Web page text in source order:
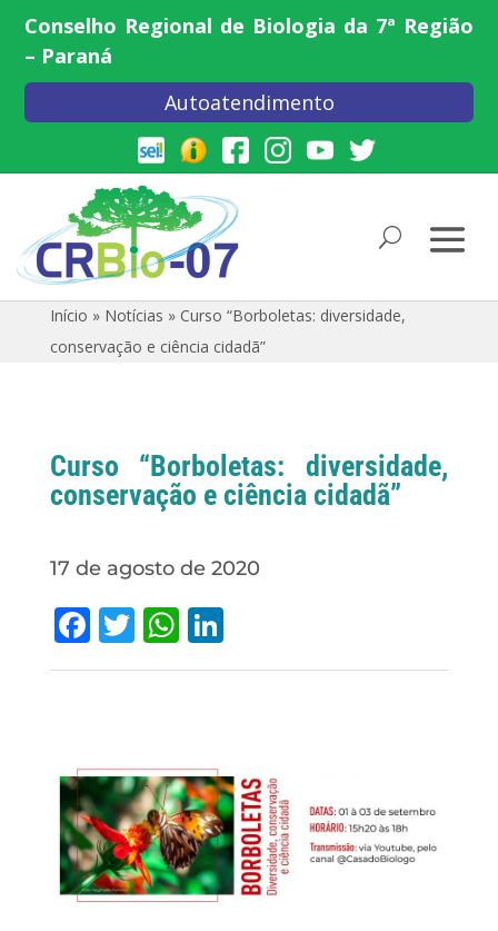
Conselho Regional de Biologia da 7ª Região
– Paraná
Autoatendimento
Início » Notícias » Curso “Borboletas: diversidade,
conservação e ciência cidadã”
Curso “Borboletas: diversidade,
conservação e ciência cidadã”
17 de agosto de 2020
Facebook
Twitter
WhatsApp
LinkedIn